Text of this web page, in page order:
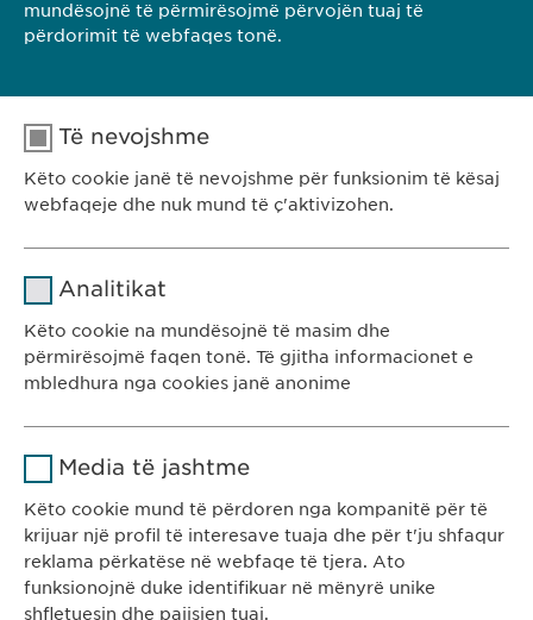
Rr. Gazmend Zajmi 59
10000 Prishtinë
Kosovë
KONTAKTI
mundësojnë të përmirësojmë përvojën tuaj të
përdorimit të webfaqes tonë.
Të nevojshme
Këto cookie janë të nevojshme për funksionim të kësaj
webfaqeje dhe nuk mund të ç'aktivizohen.
Kohëzgjatja 1 vit
Ruan gjendjen e pëlqimit të cookie-
Analitikat
Këto cookie na mundësojnë të masim dhe
përmirësojmë faqen tonë. Të gjitha informacionet e
mbledhura nga cookies janë anonime
Kohëzgjatja
Qëllimi Generates statistical data.
Media të jashtme
Këto cookie mund të përdoren nga kompanitë për të
krijuar një profil të interesave tuaja dhe për t'ju shfaqur
reklama përkatëse në webfaqe të tjera. Ato
funksionojnë duke identifikuar në mënyrë unike
shfletuesin dhe pajisjen tuaj.